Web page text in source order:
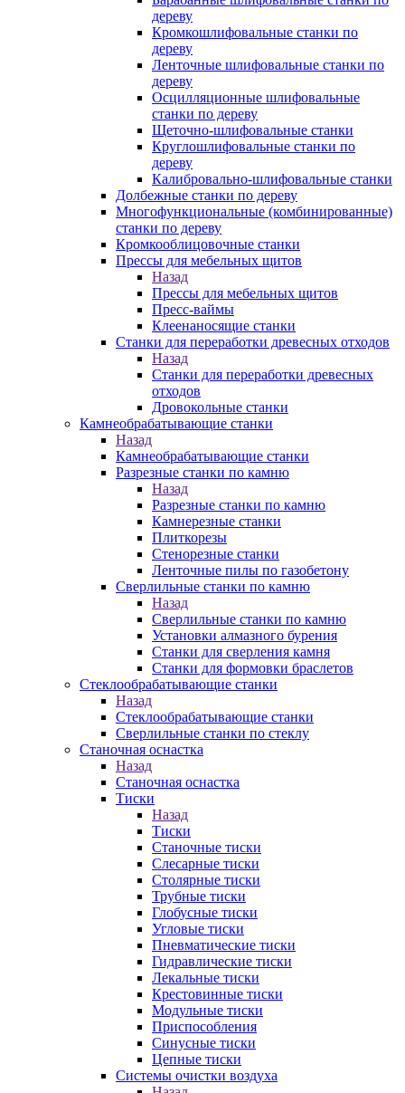
дереву
Кромкошлифовальные станки по
дереву
Ленточные шлифовальные станки по
дереву
Осцилляционные шлифовальные
станки по дереву
Щеточно-шлифовальные станки
Круглошлифовальные станки по
дереву
Калибровально-шлифовальные станки
Долбежные станки по дереву
Многофункциональные (комбинированные)
станки по дереву
Кромкооблицовочные станки
Прессы для мебельных щитов
Назад
Прессы для мебельных щитов
Пресс-ваймы
Клеенаносящие станки
Станки для переработки древесных отходов
Назад
Станки для переработки древесных
отходов
Дровокольные станки
Камнеобрабатывающие станки
Назад
Камнеобрабатывающие станки
Разрезные станки по камню
Назад
Разрезные станки по камню
Камнерезные станки
Плиткорезы
Стенорезные станки
Ленточные пилы по газобетону
Сверлильные станки по камню
Назад
Сверлильные станки по камню
Установки алмазного бурения
Станки для сверления камня
Станки для формовки браслетов
Стеклообрабатывающие станки
Назад
Стеклообрабатывающие станки
Сверлильные станки по стеклу
Станочная оснастка
Назад
Станочная оснастка
Тиски
Назад
Тиски
Станочные тиски
Слесарные тиски
Столярные тиски
Трубные тиски
Глобусные тиски
Угловые тиски
Пневматические тиски
Гидравлические тиски
Лекальные тиски
Крестовинные тиски
Модульные тиски
Приспособления
Синусные тиски
Цепные тиски
Системы очистки воздуха